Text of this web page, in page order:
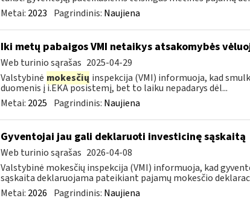
Metai: 2023 Pagrindinis: Naujiena
Iki metų pabaigos VMI netaikys atsakomybės
Web turinio sąrašas 2025-04-29
Valstybinė mokesčių inspekcija (VMI) informuoja, kad
duomenis į i.EKA posistemį, bet to laiku nepadarys dėl...
Metai: 2025 Pagrindinis: Naujiena
Gyventojai jau gali deklaruoti investicinę sąskaitą
Web turinio sąrašas 2026-04-08
Valstybinė mokesčių inspekcija (VMI) informuoja, kad
sąskaita deklaruojama pateikiant pajamų mokesčio
Metai: 2026 Pagrindinis: Naujiena